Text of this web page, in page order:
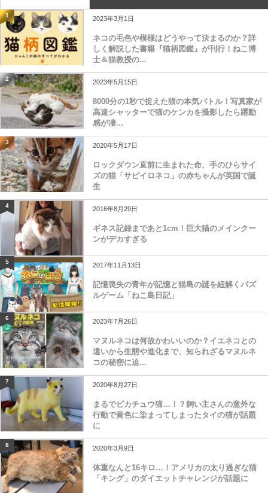
1 2023年3月1日
ネコの毛色や模様はどうやって決まるのか？詳
しく解説した書籍『猫柄図鑑』が刊行！ねこ博
士＆猫教授の...
2 2023年5月15日
8000分の1秒で捉えた猫の本気バトル！写真家が
高速シャッターで猫のケンカを撮影したら躍動
感が凄...
3 2020年5月17日
ロックダウン直前に生まれた命、手のひらサイ
ズの猫「サビイロネコ」の赤ちゃんが英国で誕
生
4 2016年8月29日
ギネス記録まであと1cm！巨大猫のメインクー
ンがデカすぎる
5 2017年11月13日
記憶喪失の青年が記憶と猫島の謎を紐解くパズ
ルゲーム「ねこ島日記」
6 2023年7月26日
マヌルネコは何故かわいいのか？イエネコとの
違いから生態や進化まで、知られざるマヌルネ
コの秘密に迫...
7 2020年8月27日
まるでピカチュウ猫…！？飼い主さんの意外な
行動で黄色に染まってしまったタイの猫が話題
に
8 2020年3月9日
体重なんと16キロ…！アメリカの太り過ぎな猫
「キング」のダイエットチャレンジが話題に